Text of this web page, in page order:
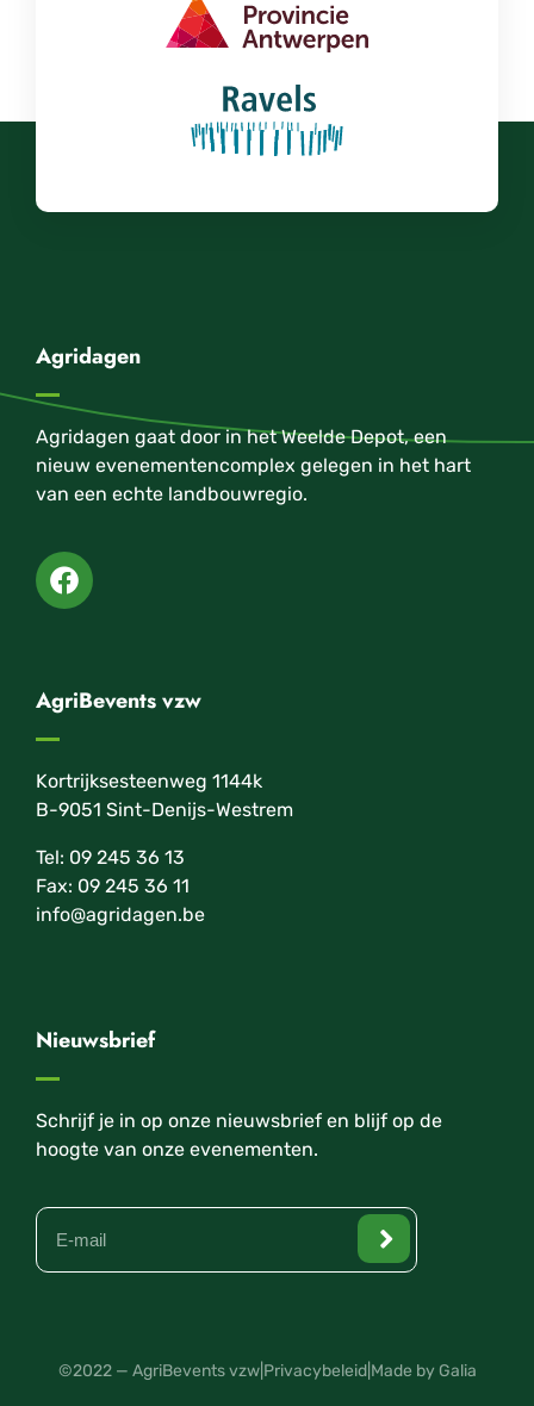
Agridagen
Agridagen gaat door in het Weelde Depot, een
nieuw evenementencomplex gelegen in het hart
van een echte landbouwregio.
AgriBevents vzw
Kortrijksesteenweg 1144k
B-9051 Sint-Denijs-Westrem
Tel: 09 245 36 13
Fax: 09 245 36 11
info@agridagen.be
Nieuwsbrief
Schrijf je in op onze nieuwsbrief en blijf op de
hoogte van onze evenementen.
©2022 — AgriBevents vzw| Privacybeleid| Made by Galia